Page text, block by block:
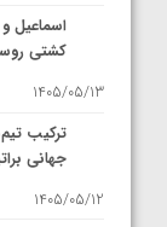
اسماعیل
کشتی
1405/05/13
ترکیب
جهانی
1405/05/12